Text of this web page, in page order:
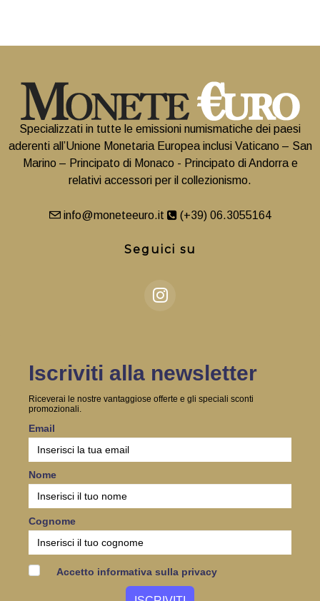
Specializzati in tutte le emissioni numismatiche dei paesi
aderenti all’Unione Monetaria Europea inclusi Vaticano – San
Marino – Principato di Monaco - Principato di Andorra e
relativi accessori per il collezionismo.
info@moneteeuro.it (+39) 06.3055164
Seguici su
Iscriviti alla newsletter
Riceverai le nostre vantaggiose offerte e gli speciali sconti
promozionali.
Email
Nome
Cognome
Accetto informativa sulla privacy